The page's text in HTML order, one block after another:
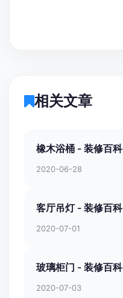
相关文章
橡木浴桶 - 装修百科
2020-06-28
客厅吊灯 - 装修百科
2020-07-01
玻璃柜门 - 装修百科
2020-07-03